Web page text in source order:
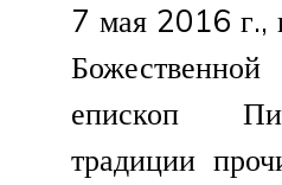
7 мая 2016 г.,
епископ
традиции